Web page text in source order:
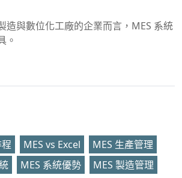
造與數位化工廠的企業而言，MES 系統
。
MES vs Excel
MES 生產管理
MES 系統優勢 MES 製造管理